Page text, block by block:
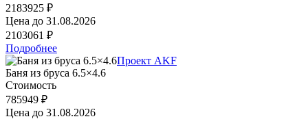
2183925 ₽
Цена до 31.08.2026
2103061 ₽
Подробнее
Проект AKF
Баня из бруса 6.5×4.6
Стоимость
785949 ₽
Цена до 31.08.2026